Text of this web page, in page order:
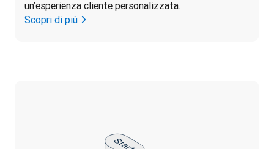
un’esperienza cliente personalizzata.
Scopri di più